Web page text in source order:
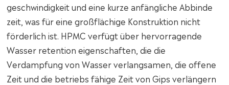
geschwindigkeit und eine kurze anfängliche Abbinde
zeit, was für eine großflächige Konstruktion nicht
förderlich ist. HPMC verfügt über hervorragende
Wasser retention eigenschaften, die die
Verdampfung von Wasser verlangsamen, die offene
Zeit und die betriebs fähige Zeit von Gips verlängern